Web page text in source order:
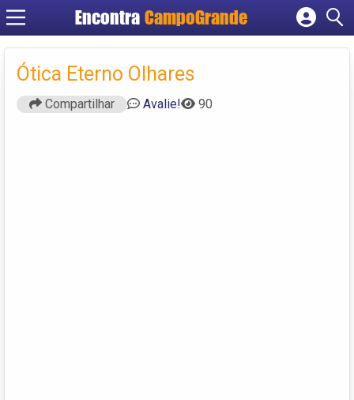
Encontra CampoGrande
Cadastrar empresa
Criar conta
Ótica Eterno Olhares
Compartilhar Avalie! 90